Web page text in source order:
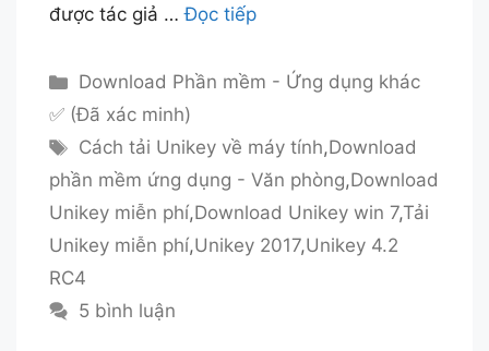
được tác giả …Đọc tiếp
Danh
mục
Download Phần mềm - Ứng dụng khác
✅ (Đã xác minh)
Thẻ
Cách tải Unikey về máy tính,Download
phần mềm ứng dụng - Văn phòng,Download
Unikey miễn phí,Download Unikey win 7,Tải
Unikey miễn phí,Unikey 2017,Unikey 4.2
RC4
5 bình luận